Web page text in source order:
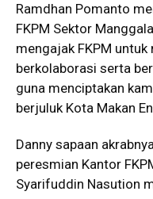
Ramdhan Pomanto
FKPM Sektor
mengajak FKPM
berkolaborasi serta
guna menciptakan
berjuluk Kota Makan
Danny sapaan
peresmian Kantor
Syarifuddin Nasution